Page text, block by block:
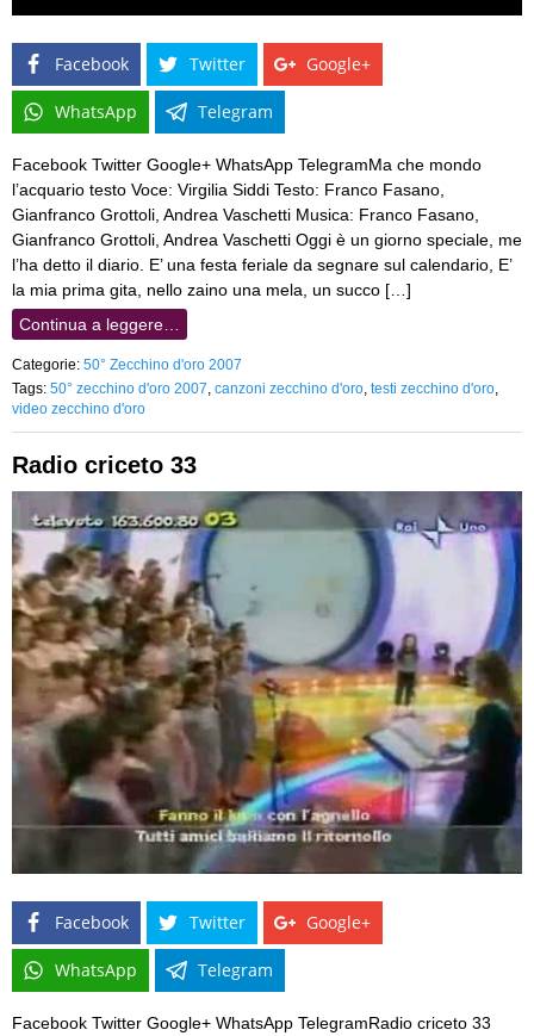
Facebook Twitter Google+
WhatsApp Telegram
Facebook Twitter Google+ WhatsApp TelegramMa che mondo
l’acquario testo Voce: Virgilia Siddi Testo: Franco Fasano,
Gianfranco Grottoli, Andrea Vaschetti Musica: Franco Fasano,
Gianfranco Grottoli, Andrea Vaschetti Oggi è un giorno speciale, me
l’ha detto il diario. E’ una festa feriale da segnare sul calendario, E’
la mia prima gita, nello zaino una mela, un succo […]
Continua a leggere…
Categorie: 50° Zecchino d'oro 2007
Tags: 50° zecchino d'oro 2007 canzoni zecchino d'oro testi zecchino d'oro
video zecchino d'oro
Radio criceto 33
Facebook Twitter Google+
WhatsApp Telegram
Facebook Twitter Google+ WhatsApp TelegramRadio criceto 33